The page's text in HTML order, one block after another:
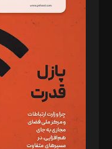
د‌بیر حقوق فناوری:
د‌بیر پیوست جهان: مینا پاکدل
د‌بیر تحریریه آنلاین: بابک
تحریریه‌: مجتبی محمود‌ی،
مصطفی مسجدی آرانی،
رستمی،مصطفی باستان
ویرایش: نگار استاد‌‌آقا
طراح یونیفرم: مجید توکلی
فیلمبرداری و عکاسی: امیر